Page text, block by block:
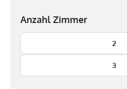
Anzahl Zimmer
2
3